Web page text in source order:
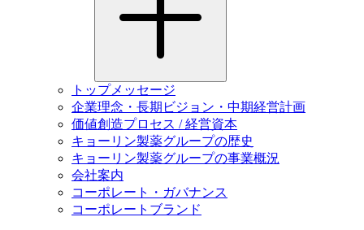
トップメッセージ
企業理念・長期ビジョン・中期経営計画
価値創造プロセス / 経営資本
キョーリン製薬グループの歴史
キョーリン製薬グループの事業概況
会社案内
コーポレート・ガバナンス
コーポレートブランド